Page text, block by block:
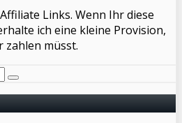
Links. Wenn Ihr diese
ich eine kleine Provision,
zahlen müsst.